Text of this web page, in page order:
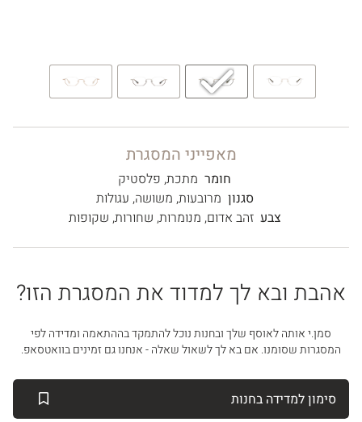
מאפייני המסגרת
חומר מתכת, פלסטיק
סגנון מרובעות, משושה, עגולות
צבע זהב אדום, מנומרות, שחורות, שקופות
אהבת ובא לך למדוד את המסגרת הזו?
סמן.י אותה לאוסף שלך ובחנות נוכל להתמקד בההתאמה ומדידה לפי
המסגרות שסומנו. אם בא לך לשאול שאלה - אנחנו גם זמינים בוואטסאפ.
סימון למדידה בחנות